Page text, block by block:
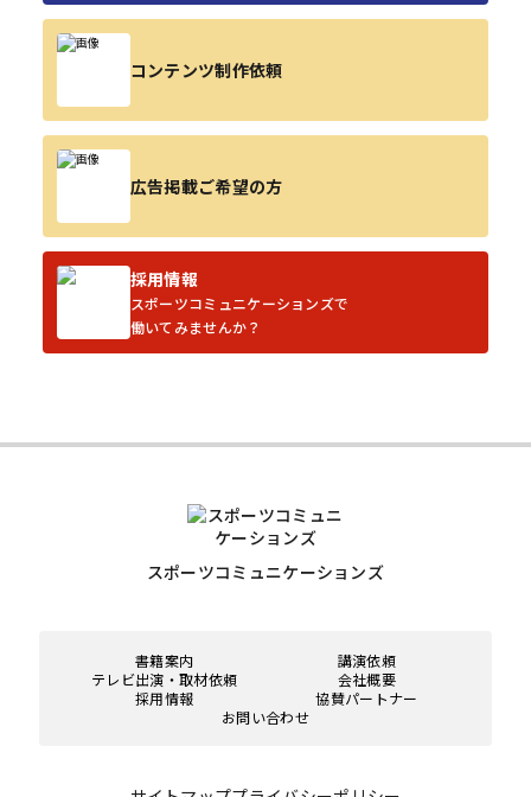
コンテンツ制作依頼
広告掲載ご希望の方
採用情報
スポーツコミュニケーションズで
働いてみませんか？
スポーツコミュニケーションズ
書籍案内
講演依頼
テレビ出演・取材依頼
会社概要
採用情報
協賛パートナー
お問い合わせ